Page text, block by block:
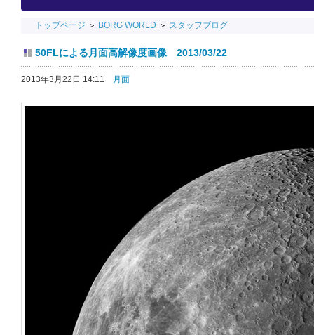
トップページ ＞ BORG WORLD ＞ スタッフブログ
50FLによる月面高解像度画像 2013/03/22
2013年3月22日 14:11 月面